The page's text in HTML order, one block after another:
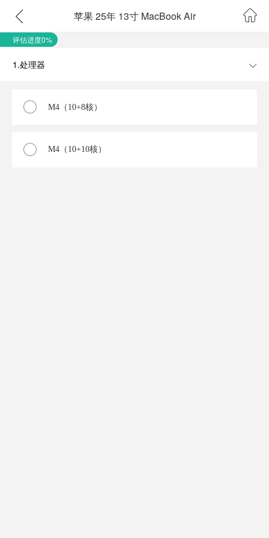
苹果 25年 13寸 MacBook Air
评估进度0%
1.处理器
M4（10+8核）
M4（10+10核）